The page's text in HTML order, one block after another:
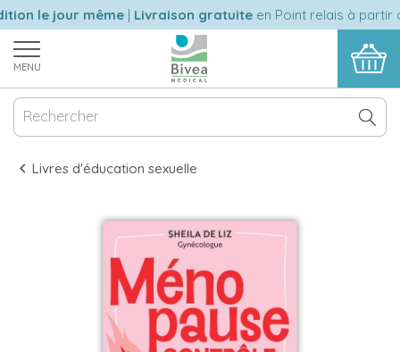
le jour même|Livraison gratuiteen Point relais à partir
MENU
Livres d'éducation sexuelle